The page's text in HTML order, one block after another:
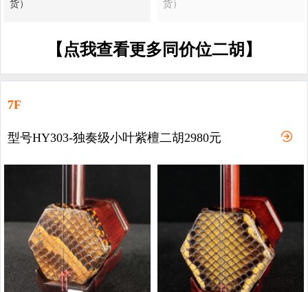
货） 货）
【点我查看更多同价位二胡】
7F
型号HY303-独奏级小叶紫檀二胡2980元